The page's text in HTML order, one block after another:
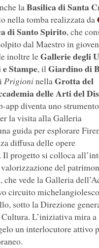
laBasilica di Santa
nella tomba realizzata da
di Santo Spirito, che
dal Maestro in
inoltre leGallerie degli
Stampe, ilGiardino di
PrigioninellaGrotta del
delle Arti del
app diventa uno
la visita alla Galleria
guida per esplorare
diffusa delle opere
Il progetto si colloca
del
vede la Galleria
circuito
sotto la Direzione
L’iniziativa mira a
un interlocutore attivo